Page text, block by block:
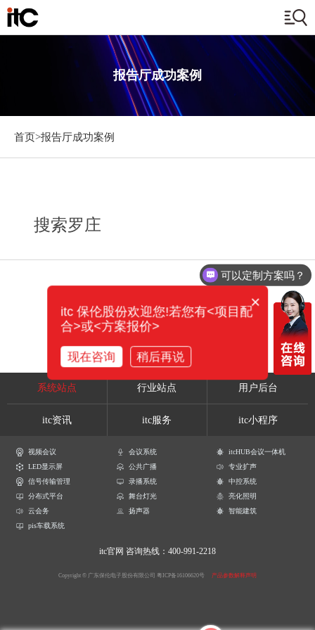
报告厅成功案例
首页>报告厅成功案例
搜索罗庄
系统站点 行业站点 用户后台
itc资讯 itc服务 itc小程序
视频会议 会议系统
itcHUB会议一体机
LED显示屏
公共广播
专业扩声
信号传输管理
录播系统
中控系统
分布式平台
舞台灯光
亮化照明
云会务
扬声器
智能建筑
pis车载系统
itc官网 咨询热线：400-991-2218
Copyright © 广东保伦电子股份有限公司 粤ICP备16106620号 产品参数解释声明
可以定制方案吗？
×
itc 保伦股份欢迎您!若您有<项目配
合>或<方案报价>
现在咨询 稍后再说